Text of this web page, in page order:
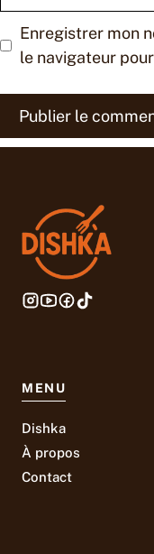
Enregistrer mon
le navigateur
MENU
Dishka
À propos
Contact